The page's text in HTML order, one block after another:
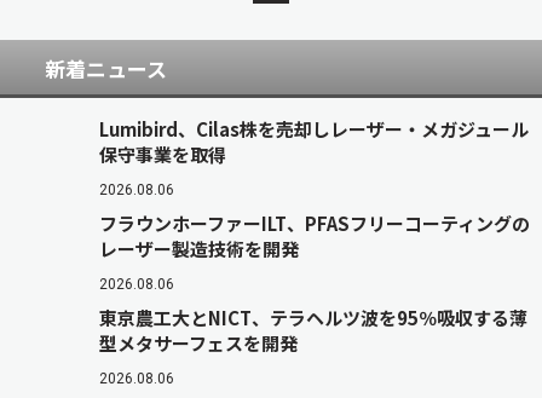
新着ニュース
Lumibird、Cilas株を売却しレーザー・メガジュール
保守事業を取得
2026.08.06
フラウンホーファーILT、PFASフリーコーティングの
レーザー製造技術を開発
2026.08.06
東京農工大とNICT、テラヘルツ波を95％吸収する薄
型メタサーフェスを開発
2026.08.06